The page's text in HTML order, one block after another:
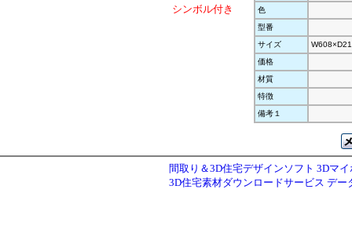
シンボル付き
色
型番
サイズ
価格
材質
特徴
備考１
間取り＆3D住宅デザインソフト 3Dマ
3D住宅素材ダウンロードサービス デー